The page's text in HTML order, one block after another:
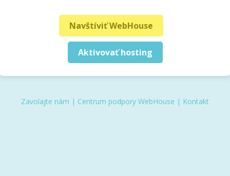
Navštíviť WebHouse
Aktivovať hosting
Zavolajte nám | Centrum podpory WebHouse | Kontakt